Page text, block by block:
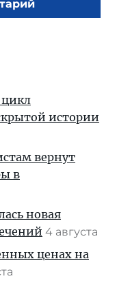
истории
вернут
в
новая
4 августа
ценах на